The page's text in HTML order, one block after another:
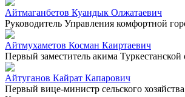
Айтмаганбетов Куандык Олжатаевич
Руководитель Управления комфортной
Айтмухаметов Косман Каиртаевич
Первый заместитель акима Туркестанской
Айтуганов Кайрат Капарович
Первый вице-министр сельского